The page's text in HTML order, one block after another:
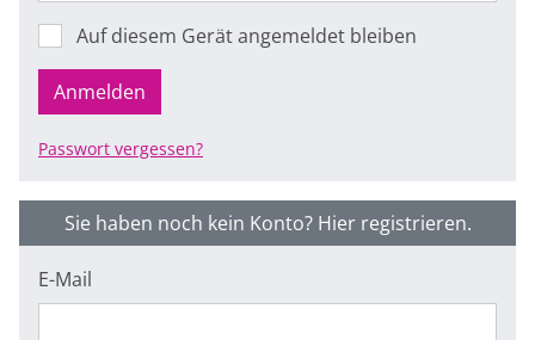
Auf diesem Gerät angemeldet bleiben
Anmelden
Passwort vergessen?
Sie haben noch kein Konto? Hier registrieren.
E-Mail